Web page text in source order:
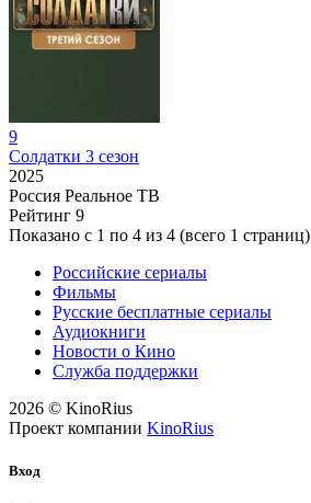
9
Солдатки 3 сезон
2025
Россия Реальное ТВ
Рейтинг 9
Показано с 1 по 4 из 4 (всего 1 страниц)
Российские сериалы
Фильмы
Русские бесплатные сериалы
Аудиокниги
Новости о Кино
Служба поддержки
2026 © KinoRius
Проект компании KinoRius
Вход